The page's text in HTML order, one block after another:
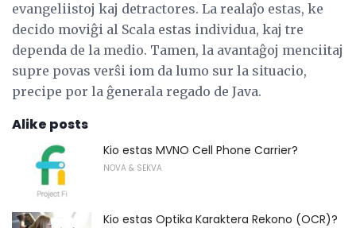
evangeliistoj kaj detractores. La realaĵo estas, ke
decido moviĝi al Scala estas individua, kaj tre
dependa de la medio. Tamen, la avantaĝoj menciitaj
supre povas verŝi iom da lumo sur la situacio,
precipe por la ĝenerala regado de Java.
Alike posts
Kio estas MVNO Cell Phone Carrier?
NOVA & SEKVA
Kio estas Optika Karaktera Rekono (OCR)?